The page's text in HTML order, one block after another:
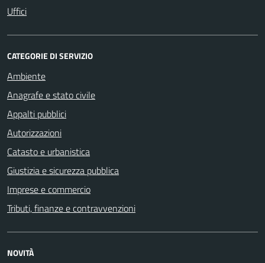
Uffici
CATEGORIE DI SERVIZIO
Ambiente
Anagrafe e stato civile
Appalti pubblici
Autorizzazioni
Catasto e urbanistica
Giustizia e sicurezza pubblica
Imprese e commercio
Tributi, finanze e contravvenzioni
NOVITÀ